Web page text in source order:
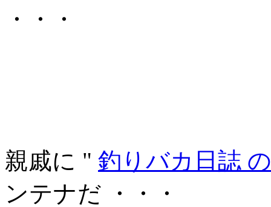
・・・
親戚に " 釣りバカ日誌
ンテナだ ・・・